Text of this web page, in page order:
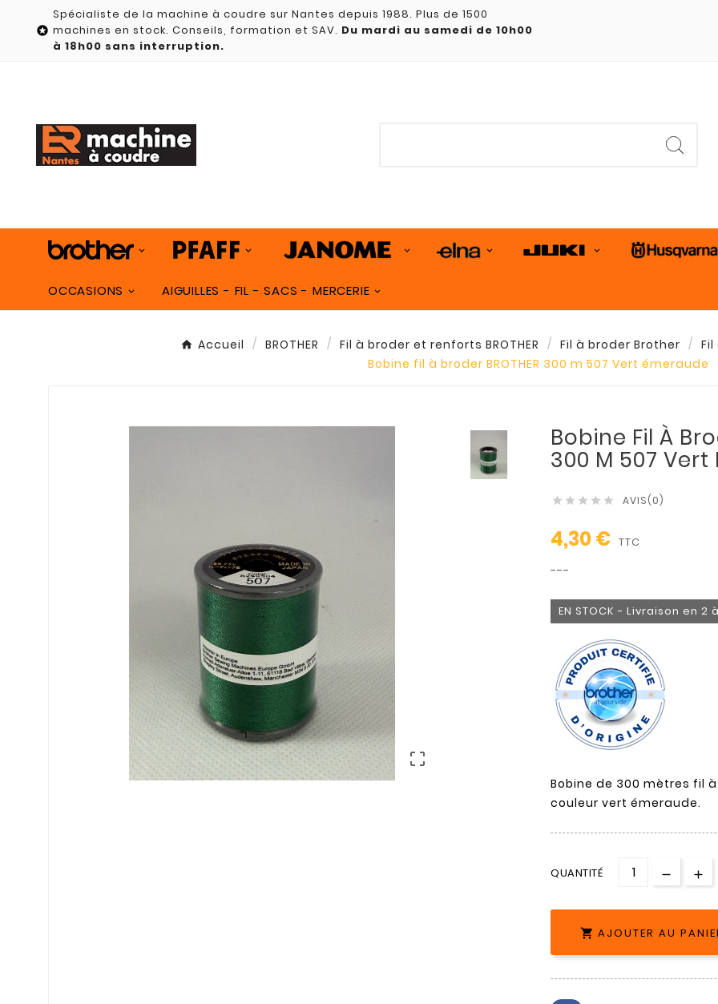

Spécialiste de la machine à coudre sur Nantes depuis 1988. Plus de 1500
machines en stock. Conseils, formation et SAV. Du mardi au samedi de 10h00
à 18h00 sans interruption.
OCCASIONS AIGUILLES - FIL - SACS - MERCERIE
Accueil BROTHER Fil à broder et renforts BROTHER Fil à broder Brother
Bobine fil à broder BROTHER 300 m 507 Vert émeraude

Bobine Fil À
300 M 507
     AVIS(0)
4,30 € TTC
---
EN STOCK - Livraison en
Bobine de 300 mètres fil
couleur vert émeraude.
QUANTITÉ
 AJOUTER AU